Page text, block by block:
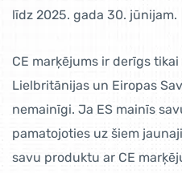
līdz 2025. gada 30. jūnijam.
CE marķējums ir derīgs
Lielbritānijas un Eiropas
nemainīgi. Ja ES mainīs
pamatojoties uz šiem
savu produktu ar CE